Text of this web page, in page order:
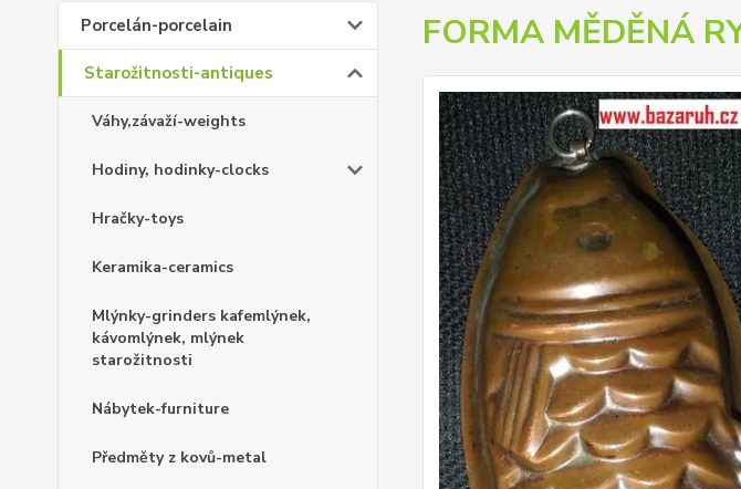
Porcelán-porcelain
Starožitnosti-antiques
Váhy,závaží-weights
Hodiny, hodinky-clocks
Hračky-toys
Keramika-ceramics
Mlýnky-grinders kafemlýnek,
kávomlýnek, mlýnek
starožitnosti
Nábytek-furniture
Předměty z kovů-metal
FORMA MĚDĚNÁ